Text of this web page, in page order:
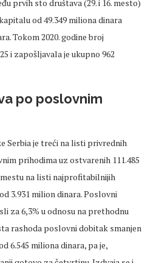
prvih sto društava (29. i 16. mesto)
od 49.349 miliona dinara
Tokom 2020. godine broj
i zapošljavala je ukupno 962
po poslovnim
Serbia je treći na listi privrednih
prihodima uz ostvarenih 111.485
mestu na listi najprofitabilnijih
3.931 milion dinara. Poslovni
za 6,3% u odnosu na prethodnu
rashoda poslovni dobitak smanjen
6.545 miliona dinara, pa je,